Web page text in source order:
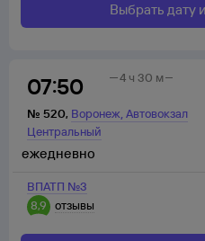
Выбрать дату
07:50
№ 520, Воронеж,Автовокзал
Центральный
4 ч 30 м
ВПАТП №3
8,9
отзывы
ежедневно